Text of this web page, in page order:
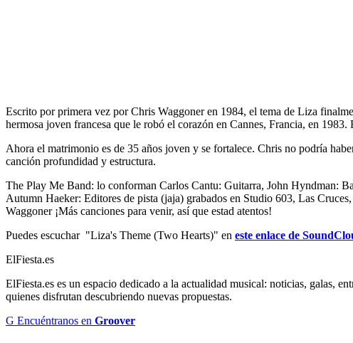
Escrito por primera vez por Chris Waggoner en 1984, el tema de Liza
hermosa joven francesa que le robó el corazón en Cannes, Francia, en
Ahora el matrimonio es de 35 años joven y se fortalece. Chris no podría
canción profundidad y estructura.
The Play Me Band: lo conforman Carlos Cantu: Guitarra, John Hyndman:
Autumn Haeker: Editores de pista (jaja) grabados en Studio 603, Las
Waggoner ¡Más canciones para venir, así que estad atentos!
Puedes escuchar "Liza's Theme (Two Hearts)" en este enlace de
ElFiesta.es
ElFiesta.es es un espacio dedicado a la actualidad musical: noticias, galas,
quienes disfrutan descubriendo nuevas propuestas.
G Encuéntranos en Groover